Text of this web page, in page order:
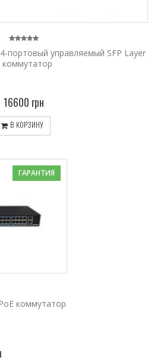
портовый управляемый SFP Layer
коммутатор
16600 грн
В КОРЗИНУ
ГАРАНТИЯ
коммутатор